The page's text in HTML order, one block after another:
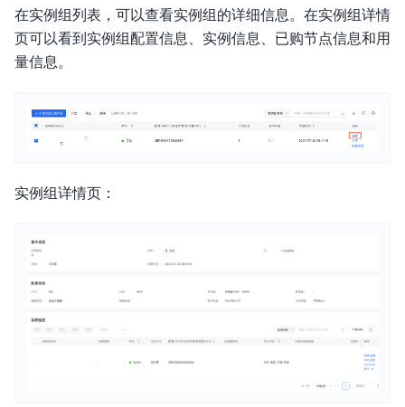
在实例组列表，可以查看实例组的详细信息。在实例组详情
页可以看到实例组配置信息、实例信息、已购节点信息和用
量信息。
实例组详情页：